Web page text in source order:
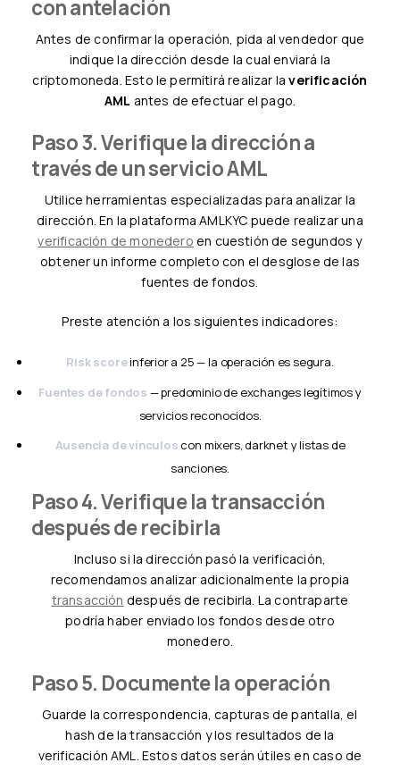
con antelación
Antes de confirmar la operación, pida al vendedor que
indique la dirección desde la cual enviará la
criptomoneda. Esto le permitirá realizar laverificación
AML antes de efectuar el pago.
Paso 3. Verifique la dirección a
través de un servicio AML
Utilice herramientas especializadas para analizar la
dirección. En la plataforma AMLKYC puede realizar una
verificación de monedero en cuestión de segundos y
obtener un informe completo con el desglose de las
fuentes de fondos.
Preste atención a los siguientes indicadores:
Risk scoreinferior a 25 — la operación es segura.
Fuentes de fondos — predominio de exchanges legítimos y
servicios reconocidos.
Ausencia de vínculos con mixers, darknet y listas de
sanciones.
Paso 4. Verifique la transacción
después de recibirla
Incluso si la dirección pasó la verificación,
recomendamos analizar adicionalmente la propia
transacción después de recibirla. La contraparte
podría haber enviado los fondos desde otro
monedero.
Paso 5. Documente la operación
Guarde la correspondencia, capturas de pantalla, el
hash de la transacción y los resultados de la
verificación AML. Estos datos serán útiles en caso de